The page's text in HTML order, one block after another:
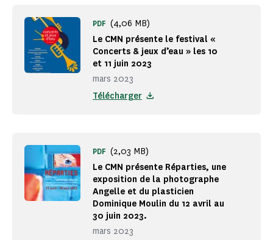
Le CMN présente le festival «
Concerts & jeux d’eau » les 10
et 11 juin 2023
mars 2023
PDF (4,06 MB)
Télécharger
Le CMN présente Réparties, une
exposition de la photographe
Angelle et du plasticien
Dominique Moulin du 12 avril au
30 juin 2023.
mars 2023
PDF (2,03 MB)